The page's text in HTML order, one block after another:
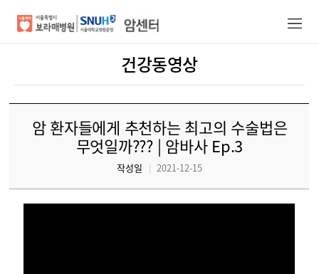
건강동영상
암 환자들에게 추천하는 최고의 수술법은
무엇일까??? | 암바사 Ep.3
작성일 2021-12-15
건강증진정보
진료안내
암센터소개